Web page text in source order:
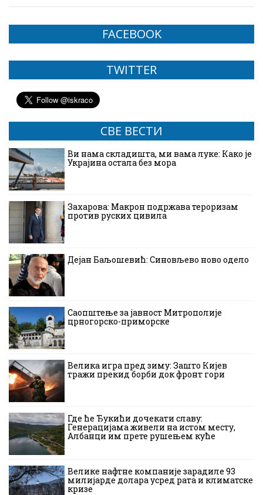
FACEBOOK
TWITTER
СВЕ ВЕСТИ
Ви нама складишта, ми вама луке: Како је
Украјина остала без мора
Захарова: Макрон подржава тероризам
против руских цивила
Дејан Баљошевић: Синовљево ново одело
Саопштење за јавност Митрополије
црногорско-приморске
Велика игра пред зиму: Зашто Кијев
тражи прекид борби док фронт гори
Где ће Ђукићи дочекати славу:
Генерацијама живели на истом месту,
Албанци им прете рушењем куће
Велике нафтне компаније зарадиле 93
милијарде долара усред рата и климатске
кризе